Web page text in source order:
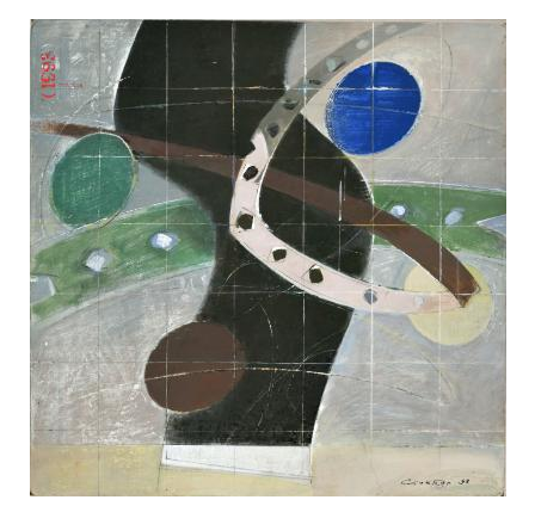
ВЕРБА ЛЕСЯ
ВЕРЕЩАГІН ГЕННАДІЙ
ВІДГОФ ДАВИД
ВЛАСОВ ВОЛОДИМИР
ВОВК ГРИГОРІЙ
ВОЙЦЕХОВ ЛЕОНІД
ВОЛОКІДІН ПАВЛО
ВОЛОШИНОВ ОЛЕГ
ГАВДЗИНСЬКИЙ АЛЬБІН
ГАРМІДЕР ГЕННАДІЙ
ГЕГАМЯН ВАЛЕРІЙ
ГЛУЩАК АНАТОЛІЙ